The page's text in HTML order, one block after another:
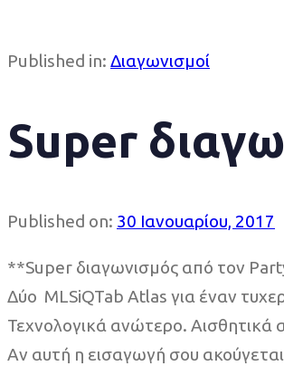
Published in: Διαγωνισμοί
Super
Published on: 30 Ιανουαρίου, 2017
**Super διαγωνισμός από τον
Δύο MLSiQTab Atlas για έναν
Τεχνολογικά ανώτερο.
Αν αυτή η εισαγωγή σου